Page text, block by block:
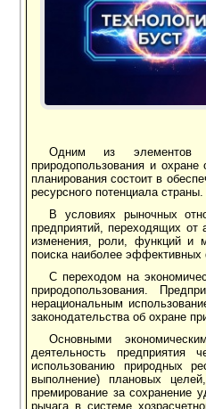
Одним из элементов
природопользования и
планирования состоит в
ресурсного потенциала страны.
В условиях рыночных
предприятий, перехо­дящих от
изменения, роли, функций и
поиска наиболее эффективных
С переходом на
природопользо­вания.
нерациональным
законодательства об охране
Основными
деятельность
использованию природных
выполнение) плановых
премирование за сохранение
рычага в системе